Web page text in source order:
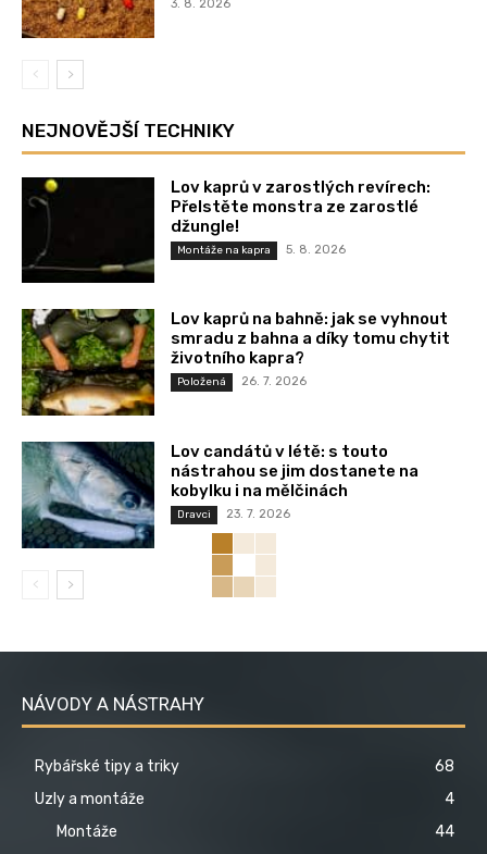
3. 8. 2026
NEJNOVĚJŠÍ TECHNIKY
Lov kaprů v zarostlých revírech:
Přelstěte monstra ze zarostlé
džungle!
Montáže na kapra 5. 8. 2026
Lov kaprů na bahně: jak se vyhnout
smradu z bahna a díky tomu chytit
životního kapra?
Položená 26. 7. 2026
Lov candátů v létě: s touto
nástrahou se jim dostanete na
kobylku i na mělčinách
Dravci 23. 7. 2026
NÁVODY A NÁSTRAHY
Rybářské tipy a triky
68
Uzly a montáže
4
Montáže
44